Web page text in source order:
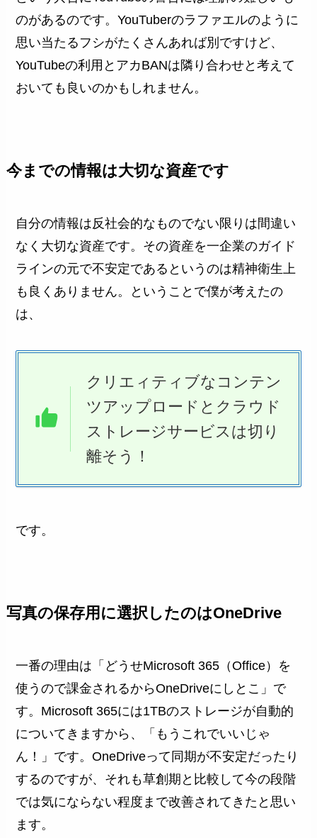
のがあるのです。YouTuberのラファエルのように
思い当たるフシがたくさんあれば別ですけど、
YouTubeの利用とアカBANは隣り合わせと考えて
おいても良いのかもしれません。
今までの情報は大切な資産です
自分の情報は反社会的なものでない限りは間違い
なく大切な資産です。その資産を一企業のガイド
ラインの元で不安定であるというのは精神衛生上
も良くありません。ということで僕が考えたの
は、
クリエィティブなコンテン
ツアップロードとクラウド
ストレージサービスは切り
離そう！
です。
写真の保存用に選択したのはOneDrive
一番の理由は「どうせMicrosoft 365（Office）を
使うので課金されるからOneDriveにしとこ」で
す。Microsoft 365には1TBのストレージが自動的
についてきますから、「もうこれでいいじゃ
ん！」です。OneDriveって同期が不安定だったり
するのですが、それも草創期と比較して今の段階
では気にならない程度まで改善されてきたと思い
ます。